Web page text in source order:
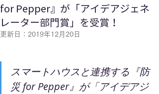
for Pepper』が「アイデアジェネ
レーター部門賞」を受賞！
更新日： 2019年12月20日
スマートハウスと連携する『防
災 for Pepper』が「アイデアジ